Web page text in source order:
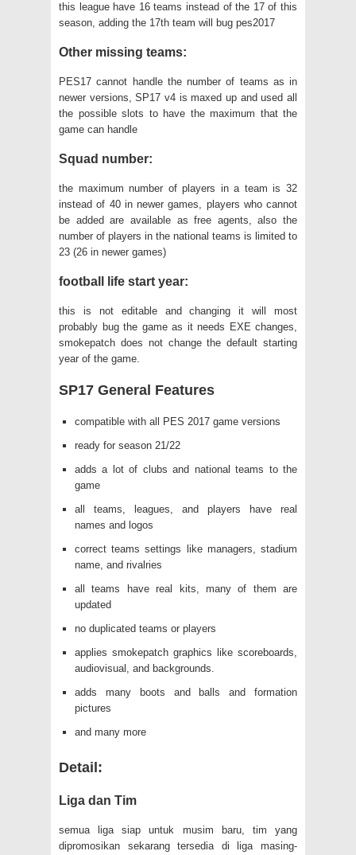
this league have 16 teams instead of the 17 of this
season, adding the 17th team will bug pes2017
Other missing teams:
PES17 cannot handle the number of teams as in
newer versions, SP17 v4 is maxed up and used all
the possible slots to have the maximum that the
game can handle
Squad number:
the maximum number of players in a team is 32
instead of 40 in newer games, players who cannot
be added are available as free agents, also the
number of players in the national teams is limited to
23 (26 in newer games)
football life start year:
this is not editable and changing it will most
probably bug the game as it needs EXE changes,
smokepatch does not change the default starting
year of the game.
SP17 General Features
compatible with all PES 2017 game versions
ready for season 21/22
adds a lot of clubs and national teams to the
game
all teams, leagues, and players have real
names and logos
correct teams settings like managers, stadium
name, and rivalries
all teams have real kits, many of them are
updated
no duplicated teams or players
applies smokepatch graphics like scoreboards,
audiovisual, and backgrounds.
adds many boots and balls and formation
pictures
and many more
Detail:
Liga dan Tim
semua liga siap untuk musim baru, tim yang
dipromosikan sekarang tersedia di liga masing-